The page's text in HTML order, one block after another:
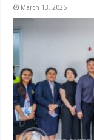
March 13, 2025